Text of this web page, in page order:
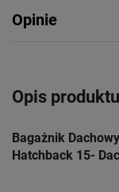
Opinie
Opis
Bagażnik
Hatchback 15-